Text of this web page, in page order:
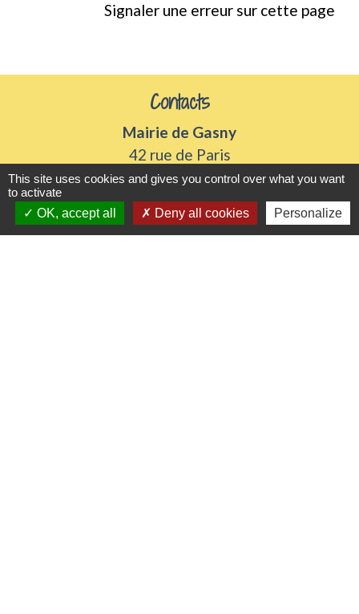
Signaler une erreur sur cette page
Contacts
Mairie de Gasny
42 rue de Paris
27620 Gasny - FRANCE
+33 2 32 77 54 50
Contact par formulaire
This site uses cookies and gives you control over what you want
to activate
OK, accept all
Deny all cookies Personalize